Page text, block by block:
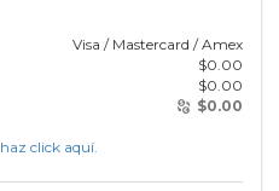
Visa / Mastercard / Amex
$0.00
$0.00
$0.00
haz click aquí.